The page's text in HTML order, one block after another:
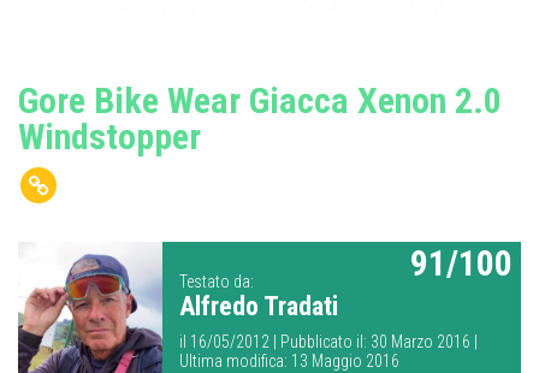
Gore Bike Wear Giacca Xenon 2.0
Windstopper
Testato da:
Alfredo Tradati
il 16/05/2012 | Pubblicato il: 30 Marzo 2016 |
Ultima modifica: 13 Maggio 2016
91/100